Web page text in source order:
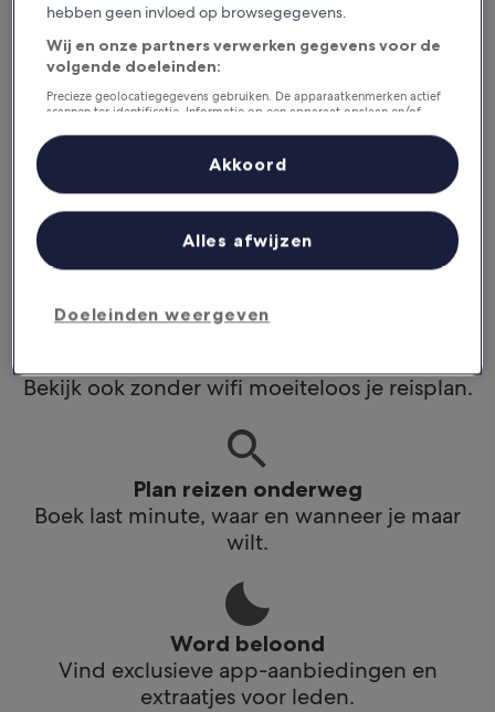
Redenen om onze app te
downloaden
Bespaar nog meer
Krijg kortingen op geselecteerde hotels in de
Bekijk ook zonder wifi moeiteloos je reisplan.
Plan reizen onderweg
Boek last minute, waar en wanneer je maar
wilt.
Word beloond
Vind exclusieve app-aanbiedingen en
extraatjes voor leden.
hebben geen invloed op browsegegevens.
Wij en onze partners verwerken gegevens voor de
volgende doeleinden:
Precieze geolocatiegegevens gebruiken. De apparaatkenmerken actief
scannen ter identificatie. Informatie op een apparaat opslaan en/of
contentmetingen, doelgroepenonderzoek en ontwikkeling van
Doeleinden weergeven
Alles afwijzen
Akkoord